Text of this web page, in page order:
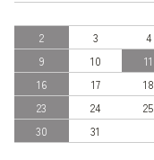
2
3 4
9
10 11
16
17 18
23
24 25
30
31